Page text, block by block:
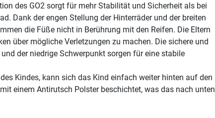
des GO2 sorgt für mehr Stabilität und Sicherheit als bei
Dank der engen Stellung der Hinterräder und der breiten
die Füße nicht in Berührung mit den Reifen. Die Eltern
über mögliche Verletzungen zu machen. Die sichere und
der niedrige Schwerpunkt sorgen für eine stabile
Kindes, kann sich das Kind einfach weiter hinten auf den
einem Antirutsch Polster beschichtet, was das nach unten